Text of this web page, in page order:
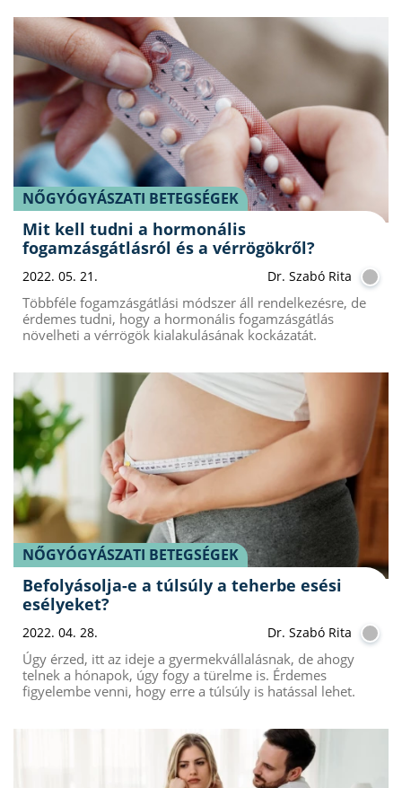
NŐGYÓGYÁSZATI BETEGSÉGEK
Mit kell tudni a hormonális
fogamzásgátlásról és a vérrögökről?
2022. 05. 21. Dr. Szabó Rita
Többféle fogamzásgátlási módszer áll rendelkezésre, de
érdemes tudni, hogy a hormonális fogamzásgátlás
növelheti a vérrögök kialakulásának kockázatát.
NŐGYÓGYÁSZATI BETEGSÉGEK
Befolyásolja-e a túlsúly a teherbe esési
esélyeket?
2022. 04. 28. Dr. Szabó Rita
Úgy érzed, itt az ideje a gyermekvállalásnak, de ahogy
telnek a hónapok, úgy fogy a türelme is. Érdemes
figyelembe venni, hogy erre a túlsúly is hatással lehet.